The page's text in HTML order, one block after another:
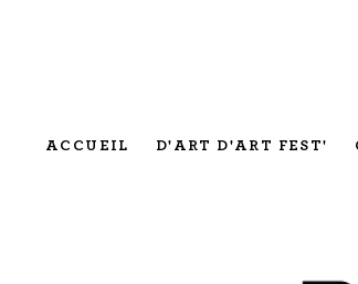
ACCUEIL D'ART D'ART FEST'